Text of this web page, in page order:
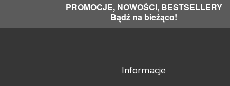
PROMOCJE, NOWOŚCI, BESTSELLERY
Bądź na bieżąco!
Informacje